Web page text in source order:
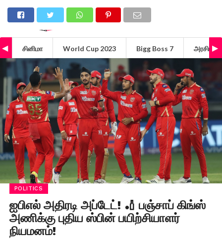
சினிமா World Cup 2023 Bigg Boss 7 அரசியல்
POLITICS
ஐபிஎல் அதிரடி அப்டேட்! 🏏 பஞ்சாப் கிங்ஸ்
அணிக்கு புதிய ஸ்பின் பயிற்சியாளர்
நியமனம்!